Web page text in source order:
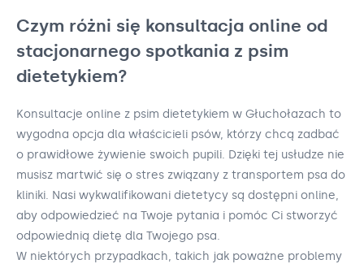
Czym różni się konsultacja online od
stacjonarnego spotkania z psim
dietetykiem?
Konsultacje online z psim dietetykiem w Głuchołazach to
wygodna opcja dla właścicieli psów, którzy chcą zadbać
o prawidłowe żywienie swoich pupili. Dzięki tej usłudze nie
musisz martwić się o stres związany z transportem psa do
kliniki. Nasi wykwalifikowani dietetycy są dostępni online,
aby odpowiedzieć na Twoje pytania i pomóc Ci stworzyć
odpowiednią dietę dla Twojego psa.
W niektórych przypadkach, takich jak poważne problemy